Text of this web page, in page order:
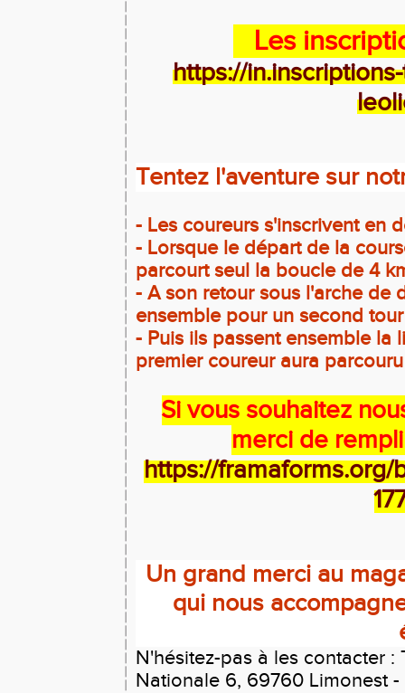
Les
https://
Tentez l'aventure sur
- Les coureurs s'inscrivent en
- Lorsque le départ de la
parcourt seul la boucle de 4
- A son retour sous l'arche de
ensemble pour un second
- Puis ils passent ensemble la
premier coureur aura
Si vous souhaitez
merci de
https://
Un grand merci au
qui nous
N'hésitez-pas à les contacter :
Nationale 6, 69760 Limonest